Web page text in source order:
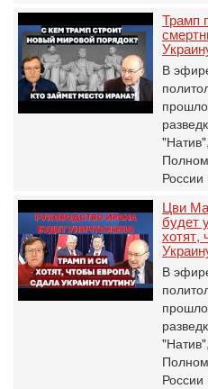
Трамп
В
Цви
будет
хотят,
В